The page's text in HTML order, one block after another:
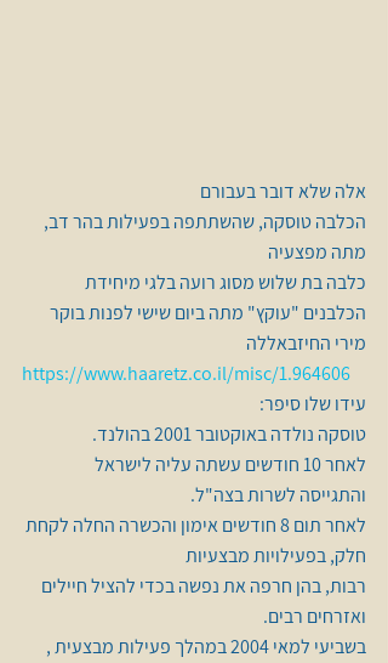
אלה שלא דובר בעבורם
הכלבה טוסקה, שהשתתפה בפעילות בהר דב,
מתה מפצעיה
כלבה בת שלוש מסוג רועה בלגי מיחידת
הכלבנים "עוקץ" מתה ביום שישי לפנות בוקר
מירי החיזבאללה
https://www.haaretz.co.il/misc/1.964606
עידו שלו סיפר:
טוסקה נולדה באוקטובר 2001 בהולנד.
לאחר 10 חודשים עשתה עליה לישראל
והתגייסה לשרות בצה"ל.
לאחר תום 8 חודשים אימון והכשרה החלה לקחת
חלק, בפעילויות מבצעיות
רבות, בהן חרפה את נפשה בכדי להציל חיילים
ואזרחים רבים.
בשביעי למאי 2004 במהלך פעילות מבצעית ,